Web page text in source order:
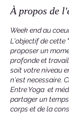
À propos de
Week end au
L'objectif de cette
proposer un
profonde et
soit votre niveau
n'est necessaire.
Entre Yoga et
partager un
corps et de la